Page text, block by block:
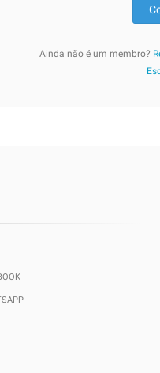
Ainda não é um membro?